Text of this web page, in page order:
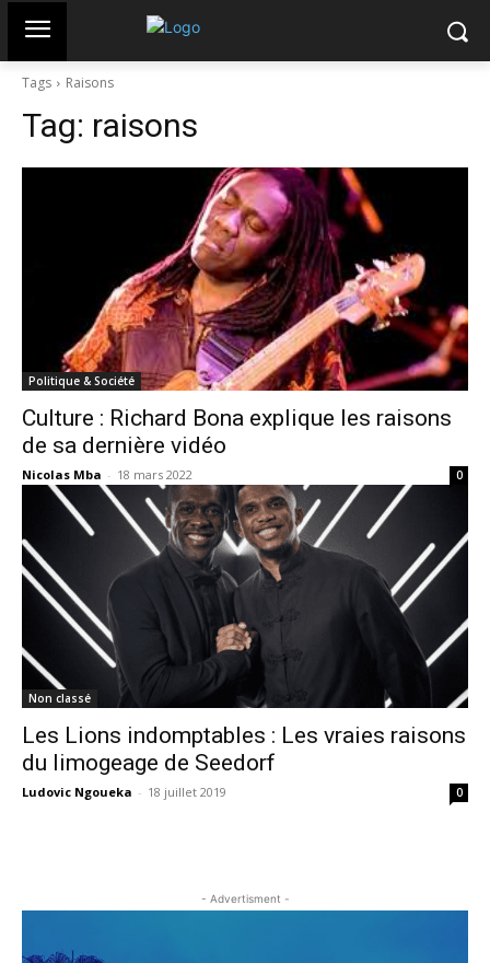
Tags Raisons
Tag: raisons
Politique & Société
Culture : Richard Bona explique les raisons
de sa dernière vidéo
Nicolas Mba - 18 mars 2022 0
Non classé
Les Lions indomptables : Les vraies raisons
du limogeage de Seedorf
Ludovic Ngoueka - 18 juillet 2019 0
- Advertisment -